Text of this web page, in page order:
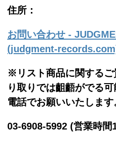
住所：
お問い合わせ -
(judgment-
※リスト商品に関するご
り取りでは齟齬がでる
電話でお願いいたします
03-6908-5992 (営業時間